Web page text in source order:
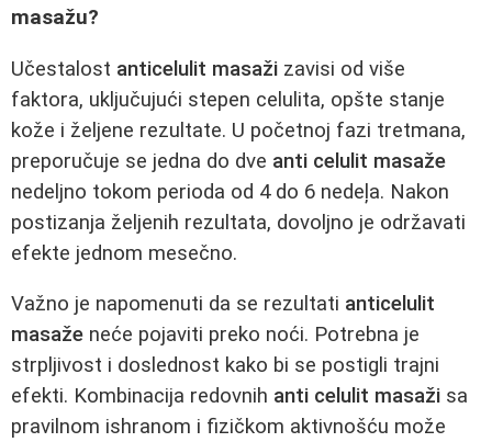
masažu?
Učestalost anticelulit masaži zavisi od više
faktora, uključujući stepen celulita, opšte stanje
kože i željene rezultate. U početnoj fazi tretmana,
preporučuje se jedna do dve anti celulit masaže
nedeljno tokom perioda od 4 do 6 nedeļa. Nakon
postizanja željenih rezultata, dovoljno je održavati
efekte jednom mesečno.
Važno je napomenuti da se rezultati anticelulit
masaže neće pojaviti preko noći. Potrebna je
strpljivost i doslednost kako bi se postigli trajni
efekti. Kombinacija redovnih anti celulit masaži sa
pravilnom ishranom i fizičkom aktivnošću može